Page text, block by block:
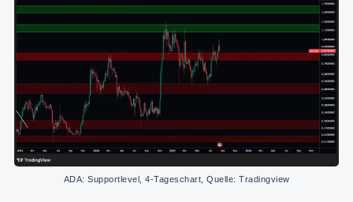
ADA: Supportlevel, 4-Tageschart, Quelle: Tradingview